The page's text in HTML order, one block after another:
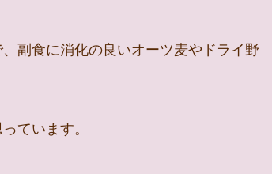
副食に消化の良いオーツ麦やドライ野
ています。